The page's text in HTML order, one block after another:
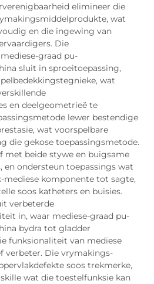
elimineer die
wat
en die ingewing van
Die
graad pu-
sluit in sproeitoepassing,
wat
en deelgeometrieë te
lewer bestendige
wat voorspelbare
die gekose toepassingsmetode.
met beide stywe en buigsame
ondersteun toepassings wat
mediese komponente tot sagte,
soos katheters en buisies.
verbeterde
in, waar mediese-graad pu-
bydra tot gladder
funksionaliteit van mediese
verbeter. Die vrymakings-
soos trekmerke,
wat die toestelfunksie kan